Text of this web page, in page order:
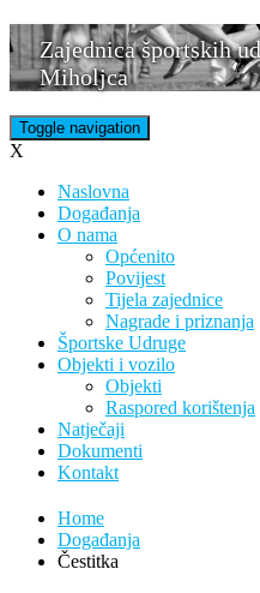
Skip
to
content
Zajednica športskih
Miholjca
Toggle navigation
X
Naslovna
Događanja
O nama
Općenito
Povijest
Tijela zajednice
Nagrade i priznanja
Športske Udruge
Objekti i vozilo
Objekti
Raspored korištenja
Natječaji
Dokumenti
Kontakt
Home
Događanja
Čestitka